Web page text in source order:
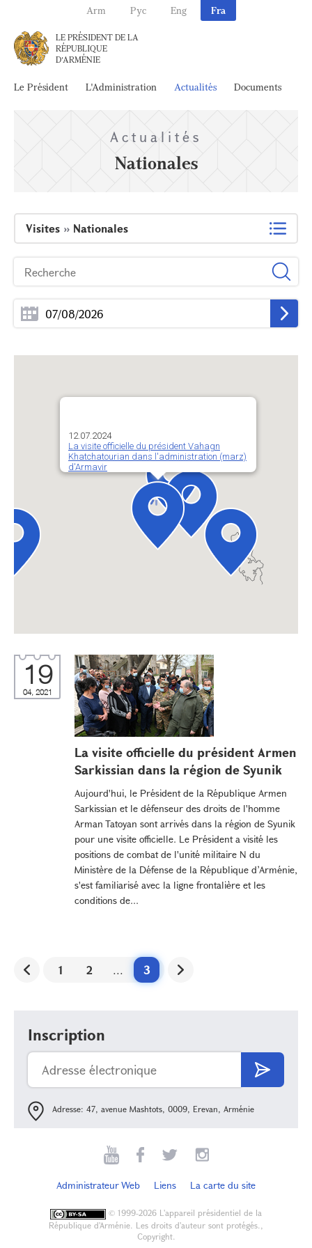
Arm Рус Eng Fra
LE PRÉSIDENT DE LA
RÉPUBLIQUE
D'ARMÉNIE
Le Président L'Administration Actualités Documents
Actualités
Nationales
Visites » Nationales
12.07.2024
La visite officielle du président Vahagn
Khatchatourian dans l'administration (marz)
d'Armavir
19
04, 2021
La visite officielle du président Armen
Sarkissian dans la région de Syunik
Aujourd'hui, le Président de la République Armen
Sarkissian et le défenseur des droits de l'homme
Arman Tatoyan sont arrivés dans la région de Syunik
pour une visite officielle. Le Président a visité les
positions de combat de l'unité militaire N du
Ministère de la Défense de la République d’Arménie,
s'est familiarisé avec la ligne frontalière et les
conditions de...
1 2 ... 3
Inscription
Adresse: 47, avenue Mashtots, 0009, Erevan, Arménie
Administrateur Web Liens La carte du site
© 1999-2026 L'appareil présidentiel de la
République d'Arménie. Les droits d'auteur sont protégés.,
Copyright.